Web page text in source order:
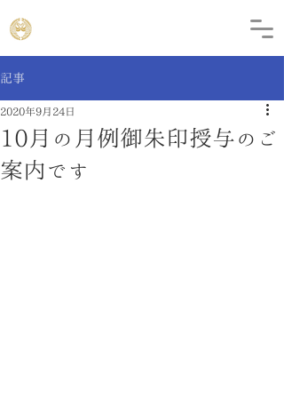
記事
10月の月例御朱印授与のご
案内です
2020年9月24日